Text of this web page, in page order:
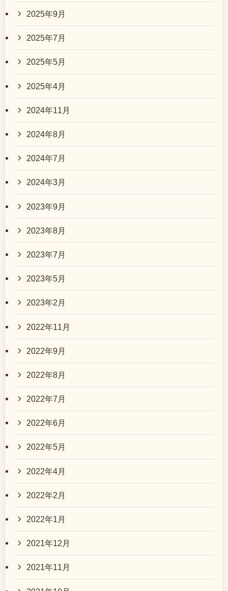
2025年9月
2025年7月
2025年5月
2025年4月
2024年11月
2024年8月
2024年7月
2024年3月
2023年9月
2023年8月
2023年7月
2023年5月
2023年2月
2022年11月
2022年9月
2022年8月
2022年7月
2022年6月
2022年5月
2022年4月
2022年2月
2022年1月
2021年12月
2021年11月